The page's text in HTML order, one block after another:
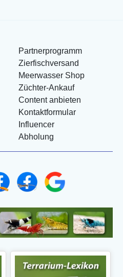
Partnerprogramm
Zierfischversand
Meerwasser Shop
Züchter-Ankauf
Content anbieten
Kontaktformular
Influencer
Abholung